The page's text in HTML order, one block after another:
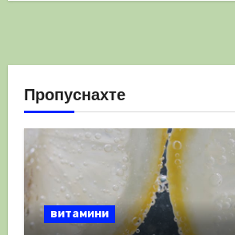
Пропуснахте
витамини